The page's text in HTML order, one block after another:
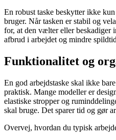
En robust taske beskytter ikke
bruger. Når tasken er stabil og
for, at den vælter eller beskadiger
afbrud i arbejdet og mindre
Funktionalitet og
En god arbejdstaske skal ikke
praktisk. Mange modeller er
elastiske stropper og
skal bruge. Det sparer tid og gør
Overvej, hvordan du typisk